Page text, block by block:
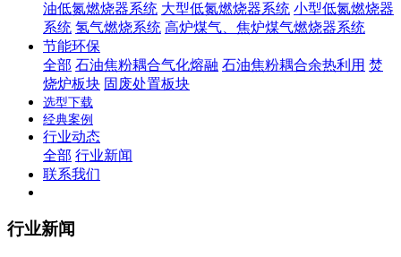
油低氮燃烧器系统 大型低氮燃烧器系统 小型低氮燃烧器
系统 氢气燃烧系统 高炉煤气、焦炉煤气燃烧器系统
节能环保
全部 石油焦粉耦合气化熔融 石油焦粉耦合余热利用 焚
烧炉板块 固废处置板块
选型下载
经典案例
行业动态
全部 行业新闻
联系我们
行业新闻